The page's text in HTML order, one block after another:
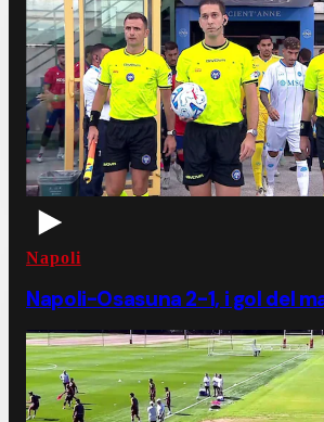
Napoli
Napoli-Osasuna 2-1, i gol del